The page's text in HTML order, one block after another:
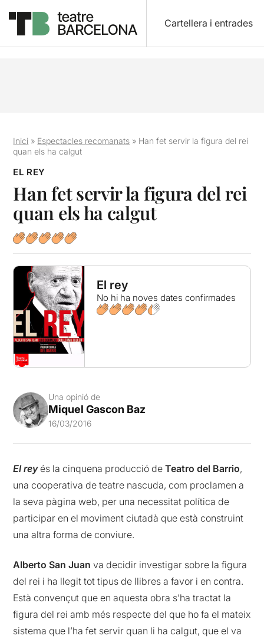
Cartellera i entrades
Inici » Espectacles recomanats » Han fet servir la figura del rei
quan els ha calgut
EL REY
Han fet servir la figura del rei
quan els ha calgut
El rey
No hi ha noves dates confirmades
Una opinió de
Miquel Gascon Baz
16/03/2016
El reyés la cinquena producció deTeatro del Barrio,
una cooperativa de teatre nascuda, com proclamen a
la seva pàgina web, per una necessitat política de
participar en el moviment ciutadà que està construint
una altra forma de conviure.
Alberto San Juan va decidir investigar sobre la figura
del rei i ha llegit tot tipus de llibres a favor i en contra.
Està convençut que en aquesta obra s’ha tractat la
figura del rei amb més respecte del que ho fa el mateix
sistema que l’ha fet servir quan li ha calgut, que el va